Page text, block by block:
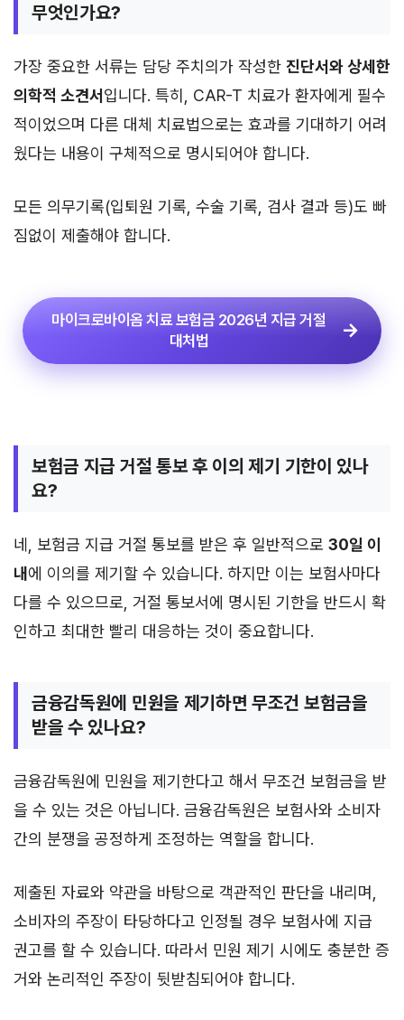
무엇인가요?
가장 중요한 서류는 담당 주치의가 작성한 진단서와 상세한
의학적 소견서입니다. 특히, CAR-T 치료가 환자에게 필수
적이었으며 다른 대체 치료법으로는 효과를 기대하기 어려
웠다는 내용이 구체적으로 명시되어야 합니다.
모든 의무기록(입퇴원 기록, 수술 기록, 검사 결과 등)도 빠
짐없이 제출해야 합니다.
마이크로바이옴 치료 보험금 2026년 지급 거절
대처법
보험금 지급 거절 통보 후 이의 제기 기한이 있나
요?
네, 보험금 지급 거절 통보를 받은 후 일반적으로 30일 이
내에 이의를 제기할 수 있습니다. 하지만 이는 보험사마다
다를 수 있으므로, 거절 통보서에 명시된 기한을 반드시 확
인하고 최대한 빨리 대응하는 것이 중요합니다.
금융감독원에 민원을 제기하면 무조건 보험금을
받을 수 있나요?
금융감독원에 민원을 제기한다고 해서 무조건 보험금을 받
을 수 있는 것은 아닙니다. 금융감독원은 보험사와 소비자
간의 분쟁을 공정하게 조정하는 역할을 합니다.
제출된 자료와 약관을 바탕으로 객관적인 판단을 내리며,
소비자의 주장이 타당하다고 인정될 경우 보험사에 지급
권고를 할 수 있습니다. 따라서 민원 제기 시에도 충분한 증
거와 논리적인 주장이 뒷받침되어야 합니다.